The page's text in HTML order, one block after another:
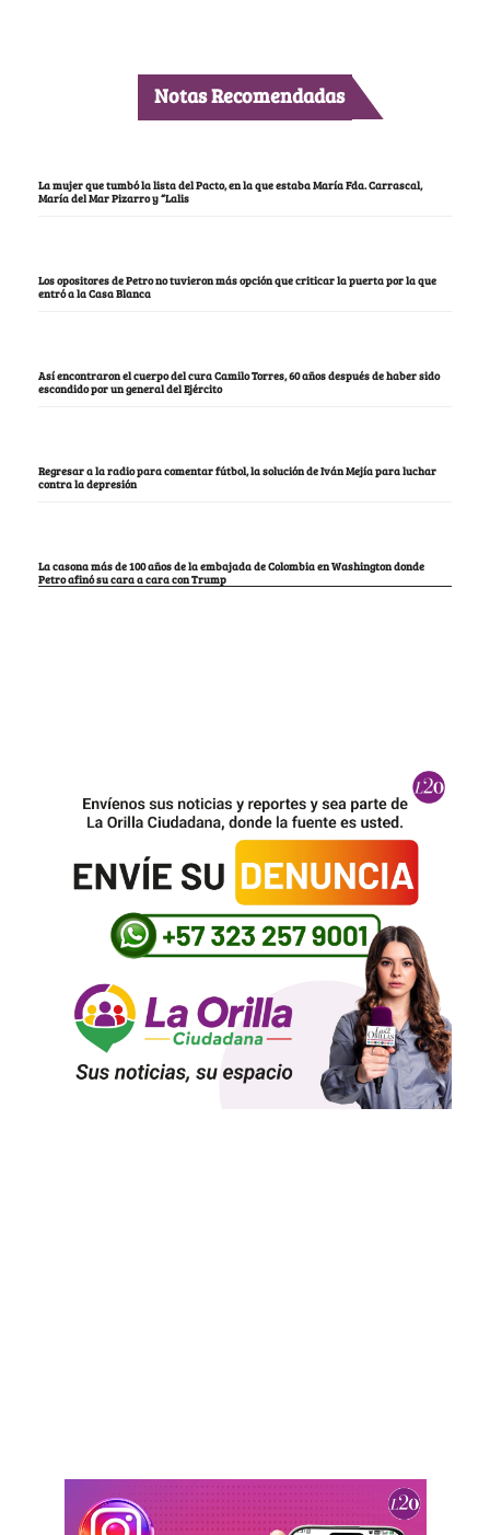
Notas Recomendadas
La mujer que tumbó la lista del Pacto, en la que estaba María Fda. Carrascal,
María del Mar Pizarro y “Lalis
Los opositores de Petro no tuvieron más opción que criticar la puerta por la que
entró a la Casa Blanca
Así encontraron el cuerpo del cura Camilo Torres, 60 años después de haber sido
escondido por un general del Ejército
Regresar a la radio para comentar fútbol, la solución de Iván Mejía para luchar
contra la depresión
La casona más de 100 años de la embajada de Colombia en Washington donde
Petro afinó su cara a cara con Trump